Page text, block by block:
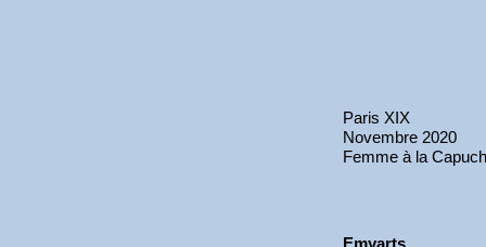
Paris XIX
Novembre 2020
Femme à la
Emyarts